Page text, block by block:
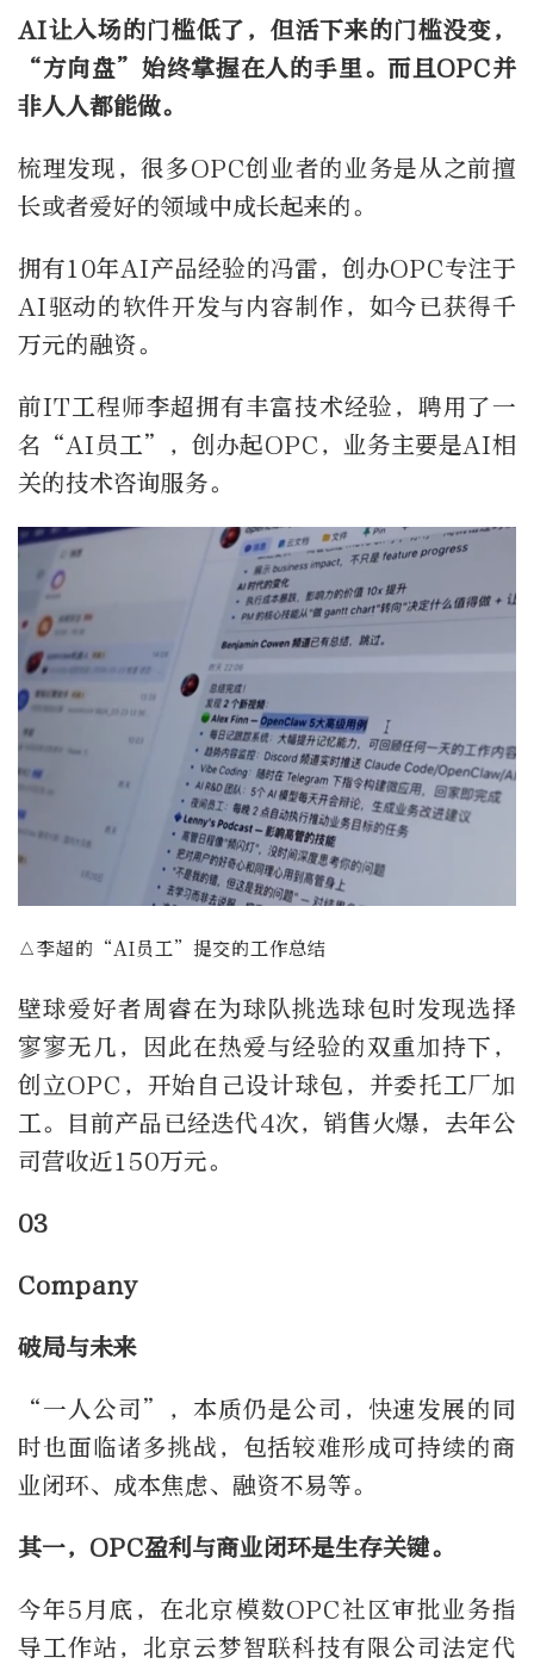
AI让入场的门槛低了，但活下来的门槛没变，
“方向盘”始终掌握在人的手里。而且OPC并
非人人都能做。
梳理发现，很多OPC创业者的业务是从之前擅
长或者爱好的领域中成长起来的。
拥有10年AI产品经验的冯雷，创办OPC专注于
AI驱动的软件开发与内容制作，如今已获得千
万元的融资。
前IT工程师李超拥有丰富技术经验，聘用了一
名“AI员工”，创办起OPC，业务主要是AI相
关的技术咨询服务。
△李超的“AI员工”提交的工作总结
壁球爱好者周睿在为球队挑选球包时发现选择
寥寥无几，因此在热爱与经验的双重加持下，
创立OPC，开始自己设计球包，并委托工厂加
工。目前产品已经迭代4次，销售火爆，去年公
司营收近150万元。
03
Company
破局与未来
“一人公司”，本质仍是公司，快速发展的同
时也面临诸多挑战，包括较难形成可持续的商
业闭环、 成本焦虑、融资不易等。
其一，OPC盈利与商业闭环是生存关键。
今年5月底，在北京模数OPC社区审批业务指
导工作站，北京云梦智联科技有限公司法定代